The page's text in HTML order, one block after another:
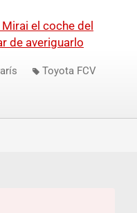
el coche del
de averiguarlo
Toyota FCV